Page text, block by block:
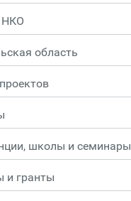
НКО
область
школы и семинары
и гранты